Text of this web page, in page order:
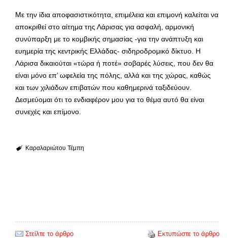
Με την ίδια αποφασιστικότητα, επιμέλεια και επιμονή καλείται να
αποκριθεί στο αίτημα της Λάρισας για ασφαλή, αρμονική
συνύπαρξη με το κομβικής σημασίας -για την ανάπτυξη και
ευημερία της κεντρικής Ελλάδας- σιδηροδρομικό δίκτυο. Η
Λάρισα δικαιούται «τώρα ή ποτέ» σοβαρές λύσεις, που δεν θα
είναι μόνο επ’ ωφελεία της πόλης, αλλά και της χώρας, καθώς
και των χιλιάδων επιβατών που καθημερινά ταξιδεύουν.
Δεσμεύομαι ότι το ενδιαφέρον μου για το θέμα αυτό θα είναι
συνεχές και επίμονο.
Καραλαριώτου Τέμπη
Στείλτε το άρθρο
Εκτυπώστε το άρθρο